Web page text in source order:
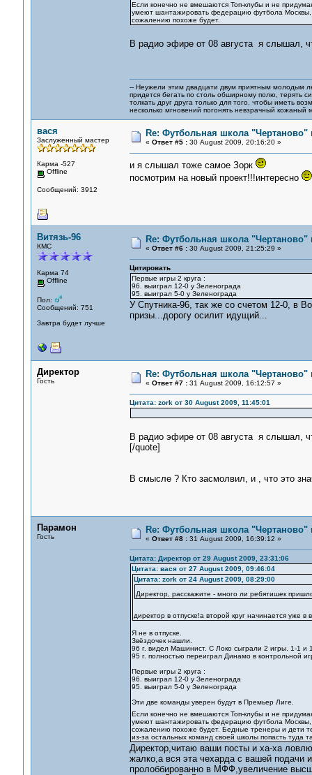
Если конечно не вмешаются Топ-клубы и не
умеют шантажировать федерацию футбола Москвы,
сожалению похоже будет.
В радио эфире от 08 августа я слышал,
-- Неужели этим двадцати двум приятным молодым
придется бегать по столь обширному полю, терять
толкать друг друга только для того, чтобы иметь
несколько мгновений погонять невзрачный кожаный
вася
Заслуженный мастер
Карма -527
Offline
Сообщений: 3912
Re: Футбольная школа "Чертаново"
« Ответ #5 :30 August 2009, 20:16:20 »
и я слышал тоже самое Зорк
посмотрим на новый проект!!!интересно
Витязь-96
КМС
Карма 74
Offline
Пол:
Сообщений: 751
Завтра будет лучше
Re: Футбольная школа "Чертаново"
« Ответ #6 :30 August 2009, 21:25:29 »
Цитировать
Первые игры 2 круга :
96. выиграл 12-0 у Зеленограда
95. выиграл 5-0 у Зеленограда
У Спутника-96, так же со счетом 12-0, в
призы...дорогу осилит идущий...
Директор
Гость
Re: Футбольная школа "Чертаново"
« Ответ #7 :31 August 2009, 16:12:57 »
Цитата: zork от 30 August 2009, 11:45:01
В радио эфире от 08 августа я слышал,
[/quote]
В смысле ? Кто засмолвил, и , что это
Парамон
Гость
Re: Футбольная школа "Чертаново"
« Ответ #8 :31 August 2009, 16:39:12 »
Цитата: Директор от 29 August 2009, 23:31:06
Цитата: вася от 27 August 2009, 09:46:04
Цитата: zork от 24 August 2009, 08:29:00
Директор, расскажите - много ли ребятишек
директор в отпуске!а второй круг начинается уже в
Я не в отпуске.
Звёздочек нашли.
96 г. видел Машинист. С Локо сыграли 2 игры. 1-1 и
95 г. полностью переиграл Динамо в контрольной
Первые игры 2 круга :
96. выиграл 12-0 у Зеленограда
95. выиграл 5-0 у Зеленограда
Эти две команды уверен будут в Премьер Лиге.
Если конечно не вмешаются Топ-клубы и не
умеют шантажировать федерацию футбола Москвы,
сожалению похоже будет. Бедные тренеры и дети
из-за остальных команд своей школы попасть туда
Директор,читаю ваши посты и ха-ха
жалко,а вся эта чехарда с вашей подачи
пролоббированно в МФФ,увеличение